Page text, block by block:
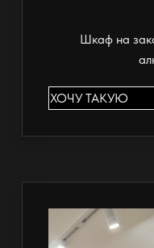
Шкаф на
ХОЧУ ТАКУЮ